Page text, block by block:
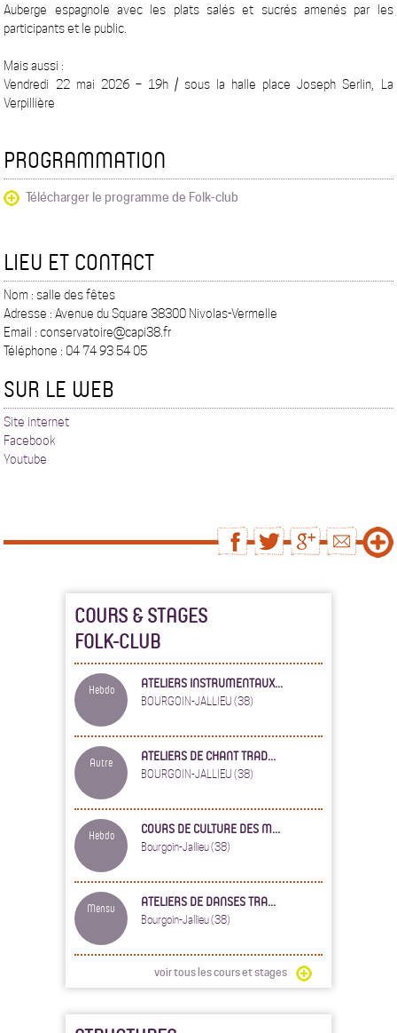
Auberge espagnole avec les plats salés et sucrés amenés par les
participants et le public.
Mais aussi :
Vendredi 22 mai 2026 – 19h / sous la halle place Joseph Serlin, La
Verpillière
PROGRAMMATION
Télécharger le programme de Folk-club
LIEU ET CONTACT
Nom : salle des fêtes
Adresse : Avenue du Square 38300 Nivolas-Vermelle
Email : conservatoire@capi38.fr
Téléphone : 04 74 93 54 05
SUR LE WEB
Site internet
Facebook
Youtube
COURS & STAGES
FOLK-CLUB
Hebdo ATELIERS INSTRUMENTAUX...
BOURGOIN-JALLIEU (38)
Autre ATELIERS DE CHANT TRAD...
BOURGOIN-JALLIEU (38)
Hebdo COURS DE CULTURE DES M...
Bourgoin-Jallieu (38)
Mensu ATELIERS DE DANSES TRA...
Bourgoin-Jallieu (38)
voir tous les cours et stages